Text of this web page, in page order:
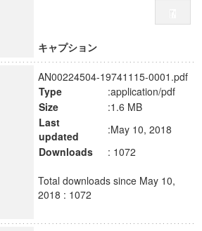
キャプション
AN00224504-19741115-0001.pdf
Type
:application/pdf
Size
:1.6 MB
Last
updated
:May 10, 2018
Downloads
: 1072
Total downloads since May 10,
2018 : 1072